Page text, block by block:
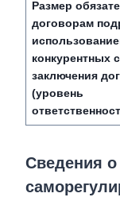
Размер
договорам
конкурентных
заключения
(уровень
Сведения